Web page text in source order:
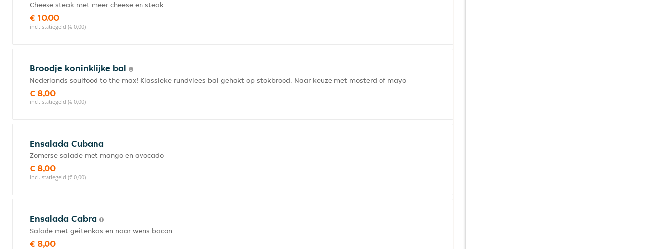
Cheese steak met meer cheese en steak
€ 10,00
incl. statiegeld (€ 0,00)
Broodje koninklijke bal
Nederlands soulfood to the max! Klassieke rundvlees bal gehakt op stokbrood. Naar keuze met mosterd of mayo
€ 8,00
incl. statiegeld (€ 0,00)
Ensalada Cubana
Zomerse salade met mango en avocado
€ 8,00
incl. statiegeld (€ 0,00)
Ensalada Cabra
Salade met geitenkas en naar wens bacon
€ 8,00